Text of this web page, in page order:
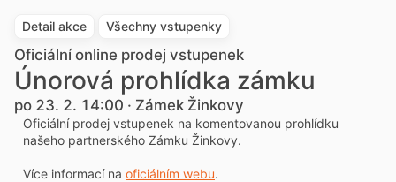
Detail akce Všechny vstupenky
Oficiální online prodej vstupenek
Únorová prohlídka zámku
po 23. 2. 14:00 · Zámek Žinkovy
Oficiální prodej vstupenek na komentovanou prohlídku
našeho partnerského Zámku Žinkovy.
Více informací na oficiálním webu.